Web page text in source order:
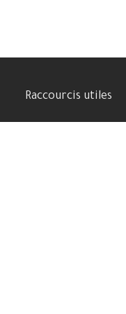
Raccourcis utiles